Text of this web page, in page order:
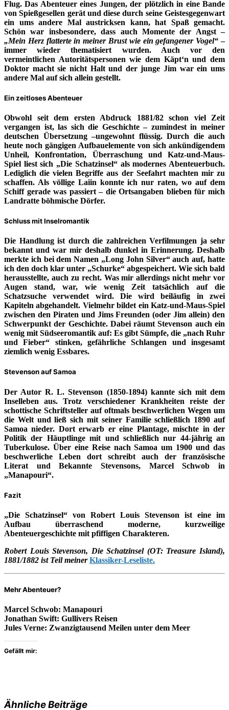
Flug. Das Abenteuer eines Jungen, der plötzlich in eine Bande
von Spießgesellen gerät und diese durch seine Geistesgegenwart
ein ums andere Mal austricksen kann, hat Spaß gemacht.
Schön war insbesondere, dass auch Momente der Angst –
„Mein Herz flatterte in meiner Brust wie ein gefangener Vogel“ –
immer wieder thematisiert wurden. Auch vor den
vermeintlichen Autoritätspersonen wie dem Käpt‘n und dem
Doktor macht sie nicht Halt und der junge Jim war ein ums
andere Mal auf sich allein gestellt.
Ein zeitloses Abenteuer
Obwohl seit dem ersten Abdruck 1881/82 schon viel Zeit
vergangen ist, las sich die Geschichte – zumindest in meiner
deutschen Übersetzung –ungewohnt flüssig. Durch die auch
heute noch gängigen Aufbauelemente von sich ankündigendem
Unheil, Konfrontation, Überraschung und Katz-und-Maus-
Spiel liest sich „Die Schatzinsel“ als modernes Abenteuerbuch.
Lediglich die vielen Begriffe aus der Seefahrt machten mir zu
schaffen. Als völlige Laiin konnte ich nur raten, wo auf dem
Schiff gerade was passiert – die Ortsangaben blieben für mich
Landratte böhmische Dörfer.
Schluss mit Inselromantik
Die Handlung ist durch die zahlreichen Verfilmungen ja sehr
bekannt und war mir deshalb dunkel in Erinnerung. Deshalb
merkte ich bei dem Namen „Long John Silver“ auch auf, hatte
ich den doch klar unter „Schurke“ abgespeichert. Wie sich bald
herausstellte, auch zu recht. Was mir allerdings nicht mehr vor
Augen stand, war, wie wenig Zeit tatsächlich auf die
Schatzsuche verwendet wird. Die wird beiläufig in zwei
Kapiteln abgehandelt. Vielmehr bildet ein Katz-und-Maus-Spiel
zwischen den Piraten und Jims Freunden (oder Jim allein) den
Schwerpunkt der Geschichte. Dabei räumt Stevenson auch ein
wenig mit Südseeromantik auf: Es gibt Sümpfe, die „nach Ruhr
und Fieber“ stinken, gefährliche Schlangen und insgesamt
ziemlich wenig Essbares.
Stevenson auf Samoa
Der Autor R. L. Stevenson (1850-1894) kannte sich mit dem
Inselleben aus. Trotz verschiedener Krankheiten reiste der
schottische Schriftsteller auf oftmals beschwerlichen Wegen um
die Welt und ließ sich mit seiner Familie schließlich 1890 auf
Samoa nieder. Dort erwarb er eine Plantage, mischte in der
Politik der Häuptlinge mit und schließlich nur 44-jährig an
Tuberkulose. Über eine Reise nach Samoa um 1900 und das
beschwerliche Leben dort schreibt auch der französische
Literat und Bekannte Stevensons, Marcel Schwob in
„Manapouri“.
Fazit
„Die Schatzinsel“ von Robert Louis Stevenson ist eine im
Aufbau überraschend moderne, kurzweilige
Abenteuergeschichte mit pfiffigen Charakteren.
Robert Louis Stevenson, Die Schatzinsel (OT: Treasure Island),
1881/1882 ist Teil meinerKlassiker-Leseliste.
Mehr Abenteuer?
Marcel Schwob: Manapouri
Jonathan Swift: Gullivers Reisen
Jules Verne: Zwanzigtausend Meilen unter dem Meer
Gefällt mir:
Ähnliche Beiträge